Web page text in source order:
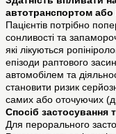
автотранспортом
Пацієнтів потрібно
сонливості та
які лікуються
епізоди раптового
автомобілем та
становити ризик
самих або оточуючих
Спосіб застосування
Для перорального